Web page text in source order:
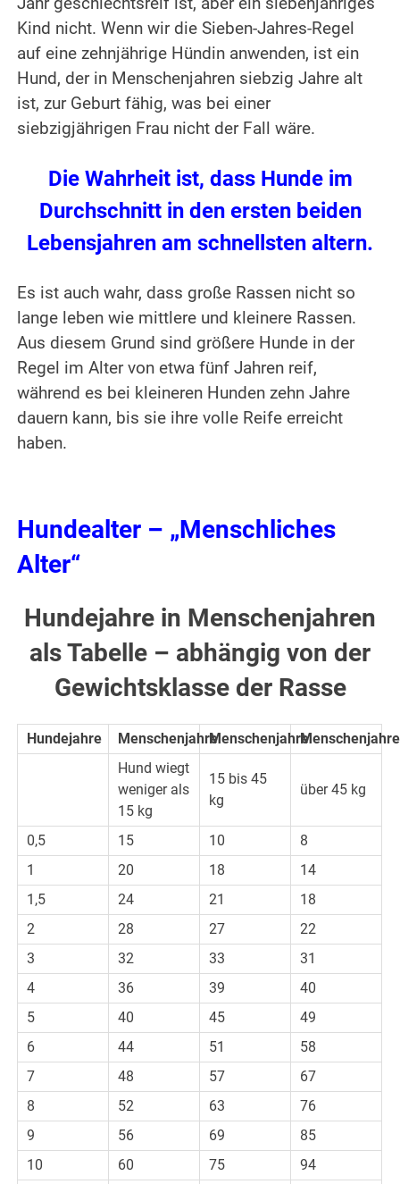
Kind nicht. Wenn wir die Sieben-Jahres-Regel
auf eine zehnjährige Hündin anwenden, ist ein
Hund, der in Menschenjahren siebzig Jahre alt
ist, zur Geburt fähig, was bei einer
siebzigjährigen Frau nicht der Fall wäre.
Die Wahrheit ist, dass Hunde im
Durchschnitt in den ersten beiden
Lebensjahren am schnellsten altern.
Es ist auch wahr, dass große Rassen nicht so
lange leben wie mittlere und kleinere Rassen.
Aus diesem Grund sind größere Hunde in der
Regel im Alter von etwa fünf Jahren reif,
während es bei kleineren Hunden zehn Jahre
dauern kann, bis sie ihre volle Reife erreicht
haben.
Hundealter – „Menschliches
Alter“
Hundejahre in Menschenjahren
als Tabelle – abhängig von der
Gewichtsklasse der Rasse
Hundejahre MenschenjahreMenschenjahreMenschenjahre
Hund wiegt
weniger als
15 kg
15 bis 45
kg
über 45 kg
0,5 15 10
8
1
20 18
14
1,5
24 21
18
2
28 27
22
3
32 33
31
4
36 39
40
5
40 45
49
6
44 51
58
7
48 57
67
8
52 63
76
9
56 69
85
10
60 75 94